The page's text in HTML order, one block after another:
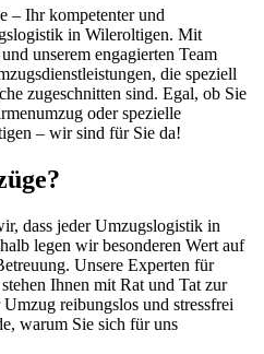
– Ihr kompetenter und
in Wileroltigen. Mit
unserem engagierten Team
die speziell
zugeschnitten sind. Egal, ob Sie
oder spezielle
– wir sind für Sie da!
dass jeder Umzugslogistik in
legen wir besonderen Wert auf
Unsere Experten für
Ihnen mit Rat und Tat zur
reibungslos und stressfrei
warum Sie sich für uns